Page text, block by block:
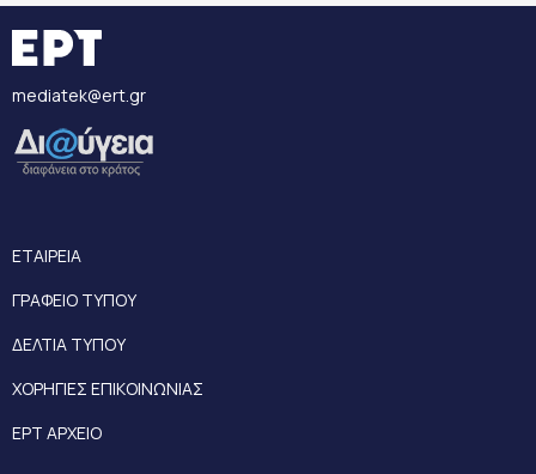
mediatek@ert.gr
ΕΤΑΙΡΕΙΑ
ΓΡΑΦΕΙΟ ΤΥΠΟΥ
ΔΕΛΤΙΑ ΤΥΠΟΥ
ΧΟΡΗΓΙΕΣ ΕΠΙΚΟΙΝΩΝΙΑΣ
ΕΡΤ ΑΡΧΕΙΟ